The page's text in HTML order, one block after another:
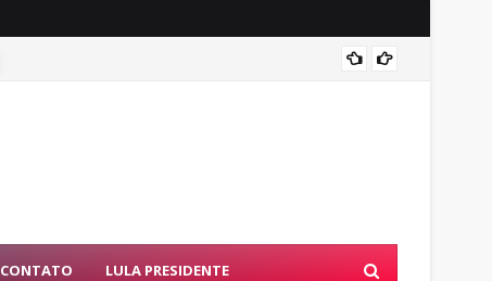
CONTATO LULA PRESIDENTE